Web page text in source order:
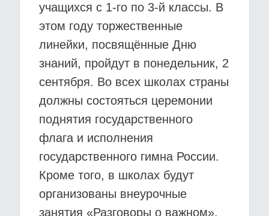
учащихся с 1-го по 3-й классы. В
этом году торжественные
линейки, посвящённые Дню
знаний, пройдут в понедельник, 2
сентября. Во всех школах страны
должны состояться церемонии
поднятия государственного
флага и исполнения
государственного гимна России.
Кроме того, в школах будут
организованы внеурочные
занятия «Разговоры о важном».